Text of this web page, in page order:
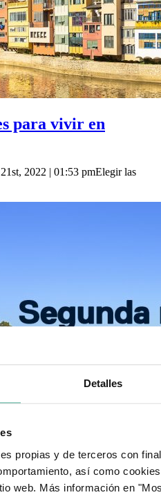
Detalles
propias y de terceros con
así como
web. Más información en
para vivir en
2022 | 01:53 pmElegir las